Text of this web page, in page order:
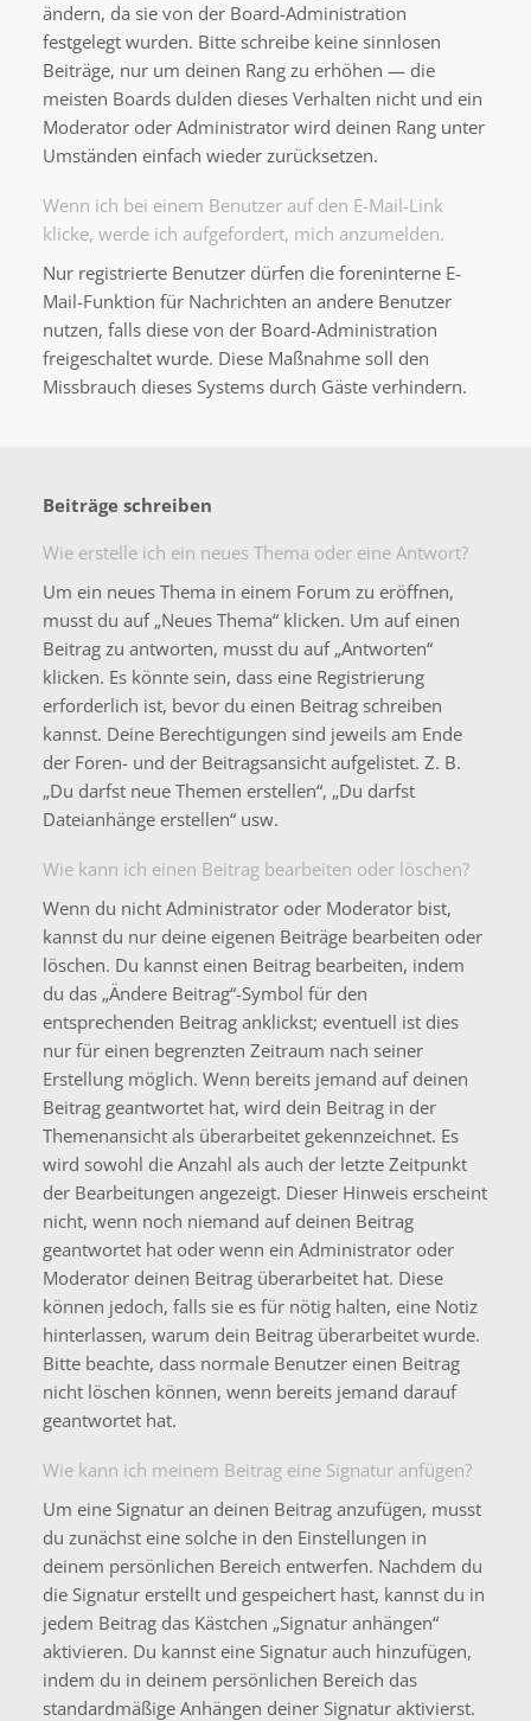
ändern, da sie von der Board-Administration
festgelegt wurden. Bitte schreibe keine sinnlosen
Beiträge, nur um deinen Rang zu erhöhen — die
meisten Boards dulden dieses Verhalten nicht und ein
Moderator oder Administrator wird deinen Rang unter
Umständen einfach wieder zurücksetzen.
Wenn ich bei einem Benutzer auf den E-Mail-Link
klicke, werde ich aufgefordert, mich anzumelden.
Nur registrierte Benutzer dürfen die foreninterne E-
Mail-Funktion für Nachrichten an andere Benutzer
nutzen, falls diese von der Board-Administration
freigeschaltet wurde. Diese Maßnahme soll den
Missbrauch dieses Systems durch Gäste verhindern.
Beiträge schreiben
Wie erstelle ich ein neues Thema oder eine Antwort?
Um ein neues Thema in einem Forum zu eröffnen,
musst du auf „Neues Thema“ klicken. Um auf einen
Beitrag zu antworten, musst du auf „Antworten“
klicken. Es könnte sein, dass eine Registrierung
erforderlich ist, bevor du einen Beitrag schreiben
kannst. Deine Berechtigungen sind jeweils am Ende
der Foren- und der Beitragsansicht aufgelistet. Z. B.
„Du darfst neue Themen erstellen“, „Du darfst
Dateianhänge erstellen“ usw.
Wie kann ich einen Beitrag bearbeiten oder löschen?
Wenn du nicht Administrator oder Moderator bist,
kannst du nur deine eigenen Beiträge bearbeiten oder
löschen. Du kannst einen Beitrag bearbeiten, indem
du das „Ändere Beitrag“-Symbol für den
entsprechenden Beitrag anklickst; eventuell ist dies
nur für einen begrenzten Zeitraum nach seiner
Erstellung möglich. Wenn bereits jemand auf deinen
Beitrag geantwortet hat, wird dein Beitrag in der
Themenansicht als überarbeitet gekennzeichnet. Es
wird sowohl die Anzahl als auch der letzte Zeitpunkt
der Bearbeitungen angezeigt. Dieser Hinweis erscheint
nicht, wenn noch niemand auf deinen Beitrag
geantwortet hat oder wenn ein Administrator oder
Moderator deinen Beitrag überarbeitet hat. Diese
können jedoch, falls sie es für nötig halten, eine Notiz
hinterlassen, warum dein Beitrag überarbeitet wurde.
Bitte beachte, dass normale Benutzer einen Beitrag
nicht löschen können, wenn bereits jemand darauf
geantwortet hat.
Wie kann ich meinem Beitrag eine Signatur anfügen?
Um eine Signatur an deinen Beitrag anzufügen, musst
du zunächst eine solche in den Einstellungen in
deinem persönlichen Bereich entwerfen. Nachdem du
die Signatur erstellt und gespeichert hast, kannst du in
jedem Beitrag das Kästchen „Signatur anhängen“
aktivieren. Du kannst eine Signatur auch hinzufügen,
indem du in deinem persönlichen Bereich das
standardmäßige Anhängen deiner Signatur aktivierst.